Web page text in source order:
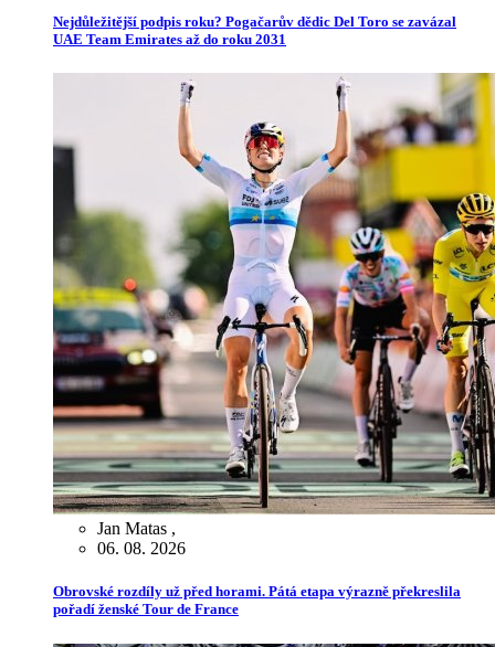
Nejdůležitější podpis roku? Pogačarův dědic Del Toro se zavázal
UAE Team Emirates až do roku 2031
Jan Matas ,
06. 08. 2026
Obrovské rozdíly už před horami. Pátá etapa výrazně překreslila
pořadí ženské Tour de France